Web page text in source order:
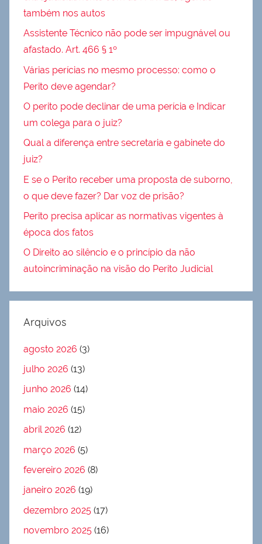
também nos autos
Assistente Técnico não pode ser impugnável ou
afastado. Art. 466 § 1º
Várias perícias no mesmo processo: como o
Perito deve agendar?
O perito pode declinar de uma perícia e Indicar
um colega para o juiz?
Qual a diferença entre secretaria e gabinete do
juiz?
E se o Perito receber uma proposta de suborno,
o que deve fazer? Dar voz de prisão?
Perito precisa aplicar as normativas vigentes à
época dos fatos
O Direito ao silêncio e o princípio da não
autoincriminação na visão do Perito Judicial
Arquivos
agosto 2026 (3)
julho 2026 (13)
junho 2026 (14)
maio 2026 (15)
abril 2026 (12)
março 2026 (5)
fevereiro 2026 (8)
janeiro 2026 (19)
dezembro 2025 (17)
novembro 2025 (16)